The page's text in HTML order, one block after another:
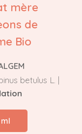
mère
de
Bio
betulus L. |